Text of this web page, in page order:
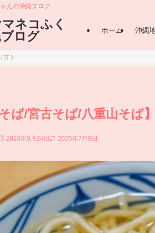
んの沖縄ブログ
ネコふく
ログ
ホーム 沖縄
方
そば/宮古そば/八重山そば
2020年9月24日 2025年7月8日